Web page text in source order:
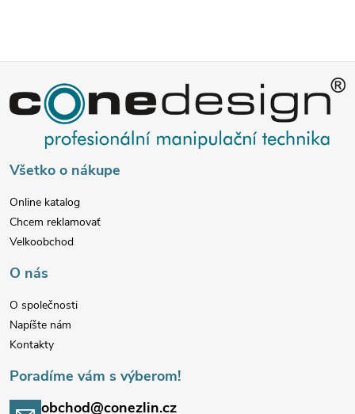
á
p
ä
t
e
Všetko o nákupe
Online katalog
Chcem reklamovať
Velkoobchod
O nás
O společnosti
Napíšte nám
Kontakty
Poradíme vám s výberom!
obchod@conezlin.cz